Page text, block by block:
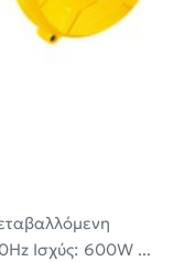
Ισχύς: 600W ...